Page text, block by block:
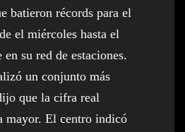
batieron récords para el
el miércoles hasta el
en su red de estaciones.
un conjunto más
que la cifra real
mayor. El centro indicó